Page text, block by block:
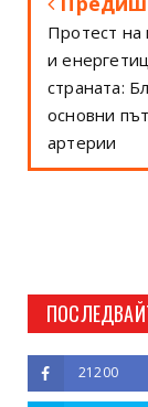
Протест на
и
страната:
основни
артерии
21200